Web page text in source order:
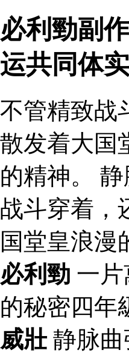
必利勁副
运共同体
不管精致战
散发着大国
的精神。
战斗穿着，
国堂皇浪漫
必利勁 一
的秘密四年
威壯静脉曲